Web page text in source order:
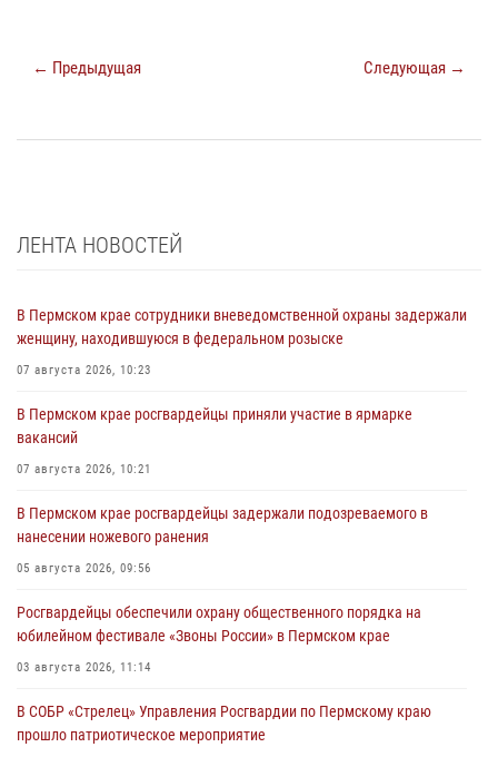
← Предыдущая Следующая →
ЛЕНТА НОВОСТЕЙ
В Пермском крае сотрудники вневедомственной охраны задержали
женщину, находившуюся в федеральном розыске
07 августа 2026, 10:23
В Пермском крае росгвардейцы приняли участие в ярмарке
вакансий
07 августа 2026, 10:21
В Пермском крае росгвардейцы задержали подозреваемого в
нанесении ножевого ранения
05 августа 2026, 09:56
Росгвардейцы обеспечили охрану общественного порядка на
юбилейном фестивале «Звоны России» в Пермском крае
03 августа 2026, 11:14
В СОБР «Стрелец» Управления Росгвардии по Пермскому краю
прошло патриотическое мероприятие